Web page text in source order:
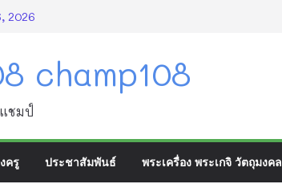
2026
champ108
ชมป์
ครู ประชาสัมพันธ์ พระเครื่อง พระเกจิ วัตถุมงคล